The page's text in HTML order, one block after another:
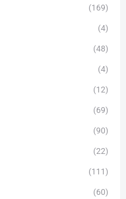
(169)
(4)
(48)
(4)
(12)
(69)
(90)
(22)
(111)
(60)